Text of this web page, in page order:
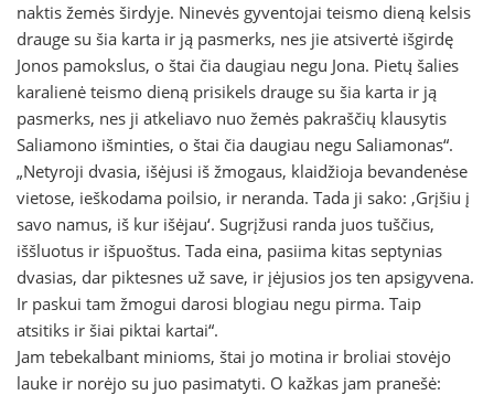
naktis žemės širdyje. Ninevės gyventojai teismo dieną kelsis
drauge su šia karta ir ją pasmerks, nes jie atsivertė išgirdę
Jonos pamokslus, o štai čia daugiau negu Jona. Pietų šalies
karalienė teismo dieną prisikels drauge su šia karta ir ją
pasmerks, nes ji atkeliavo nuo žemės pakraščių klausytis
Saliamono išminties, o štai čia daugiau negu Saliamonas“.
„Netyroji dvasia, išėjusi iš žmogaus, klaidžioja bevandenėse
vietose, ieškodama poilsio, ir neranda. Tada ji sako: ‚Grįšiu į
savo namus, iš kur išėjau‘. Sugrįžusi randa juos tuščius,
iššluotus ir išpuoštus. Tada eina, pasiima kitas septynias
dvasias, dar piktesnes už save, ir įėjusios jos ten apsigyvena.
Ir paskui tam žmogui darosi blogiau negu pirma. Taip
atsitiks ir šiai piktai kartai“.
Jam tebekalbant minioms, štai jo motina ir broliai stovėjo
lauke ir norėjo su juo pasimatyti. O kažkas jam pranešė: